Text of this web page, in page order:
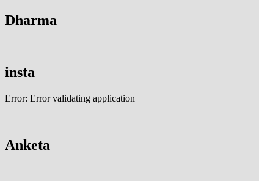
Dharma
insta
Error: Error validating application
Anketa